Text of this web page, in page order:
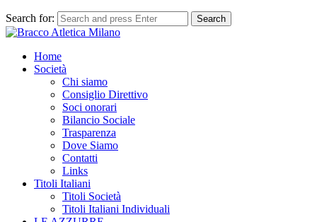
Search for: Search
Home
Società
Chi siamo
Consiglio Direttivo
Soci onorari
Bilancio Sociale
Trasparenza
Dove Siamo
Contatti
Links
Titoli Italiani
Titoli Società
Titoli Italiani Individuali